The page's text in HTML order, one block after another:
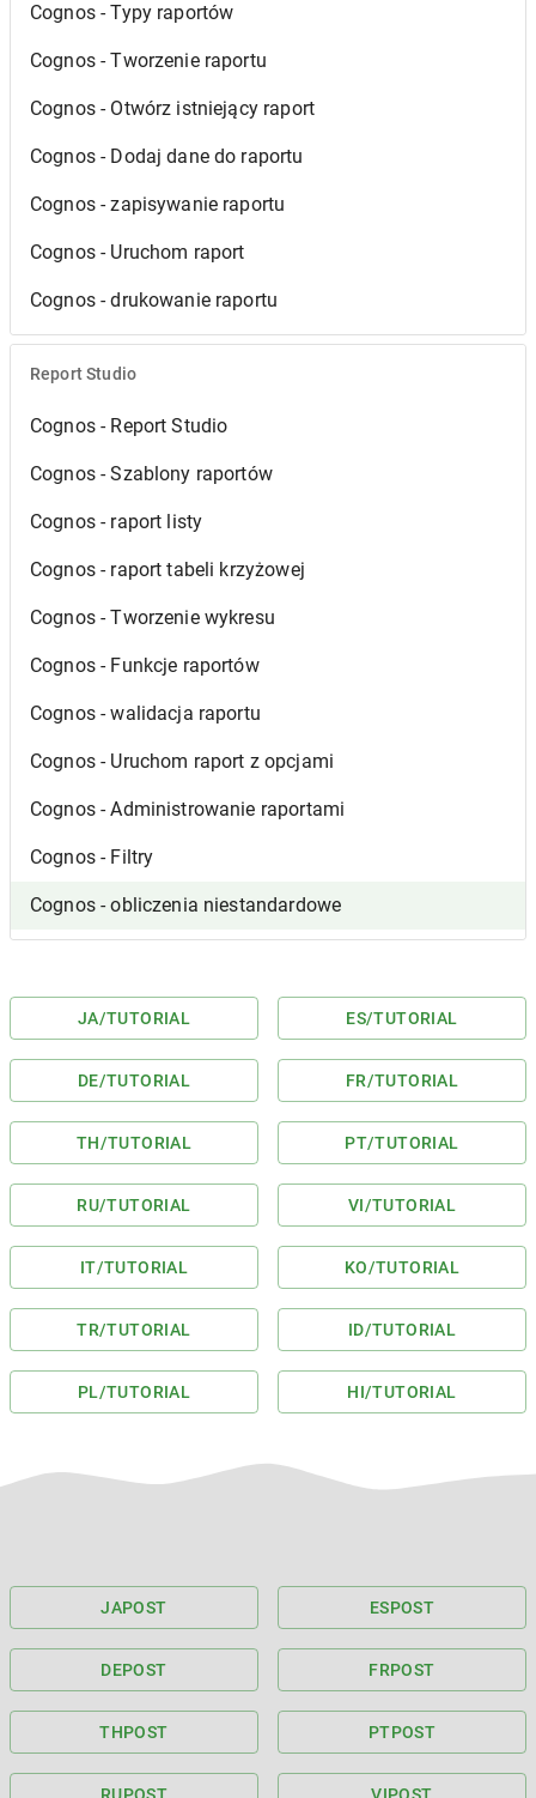
Cognos - Typy raportów
Cognos - Tworzenie raportu
Cognos - Otwórz istniejący raport
Cognos - Dodaj dane do raportu
Cognos - zapisywanie raportu
Cognos - Uruchom raport
Cognos - drukowanie raportu
Report Studio
Cognos - Report Studio
Cognos - Szablony raportów
Cognos - raport listy
Cognos - raport tabeli krzyżowej
Cognos - Tworzenie wykresu
Cognos - Funkcje raportów
Cognos - walidacja raportu
Cognos - Uruchom raport z opcjami
Cognos - Administrowanie raportami
Cognos - Filtry
Cognos - obliczenia niestandardowe
JA/TUTORIAL ES/TUTORIAL
DE/TUTORIAL FR/TUTORIAL
TH/TUTORIAL PT/TUTORIAL
RU/TUTORIAL VI/TUTORIAL
IT/TUTORIAL KO/TUTORIAL
TR/TUTORIAL ID/TUTORIAL
PL/TUTORIAL HI/TUTORIAL
JAPOST ESPOST
DEPOST FRPOST
THPOST PTPOST